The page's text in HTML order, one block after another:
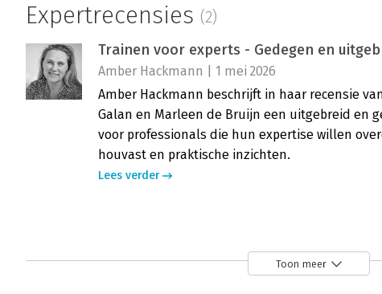
Expertrecensies (2)
Trainen voor experts - Gedegen en
Amber Hackmann | 1 mei 2026
Amber Hackmann beschrijft in haar recensie
Galan en Marleen de Bruijn een uitgebreid en
voor professionals die hun expertise willen
houvast en praktische inzichten.
Lees verder
Ward Grootens | 10 april 2026
Toon meer